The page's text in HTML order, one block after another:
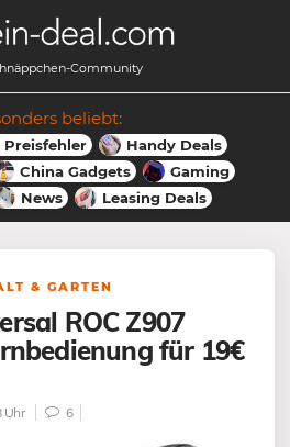
Community
beliebt:
Preisfehler
Handy Deals
China Gadgets
Gaming
News Leasing Deals
& GARTEN
ROC Z907
für 19€
Uhr 6